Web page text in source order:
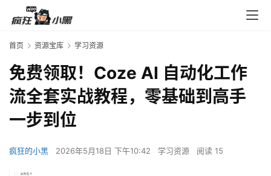
首页 资源宝库 学习资源
免费领取！Coze AI 自动化工作
流全套实战教程，零基础到高手
一步到位
疯狂的小黑 2026年5月18日 下午10:42 学习资源 阅读 15